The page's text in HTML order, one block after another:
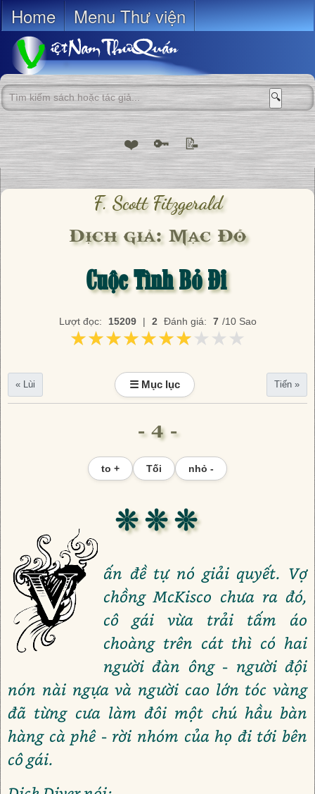
Home Menu Thư viện
🔍
❤️ 🔑 📝
F. Scott Fitzgerald
Dịch giả: Mạc Đỗ
Cuộc Tình Bỏ Đi
Lượt đọc: 15209 | 2 Đánh giá: 7 /10 Sao
★★★★★★★★★★
★★★★★★★★★★
« Lùi ☰ Mục lục Tiến »
- 4 -
to + Tối nhỏ -
❊ ❊ ❊
ấn đề tự nó giải quyết. Vợ
chồng McKisco chưa ra đó,
cô gái vừa trải tấm áo
choàng trên cát thì có hai
người đàn ông - người đội
nón nài ngựa và người cao lớn tóc vàng
đã từng cưa làm đôi một chú hầu bàn
hàng cà phê - rời nhóm của họ đi tới bên
cô gái.